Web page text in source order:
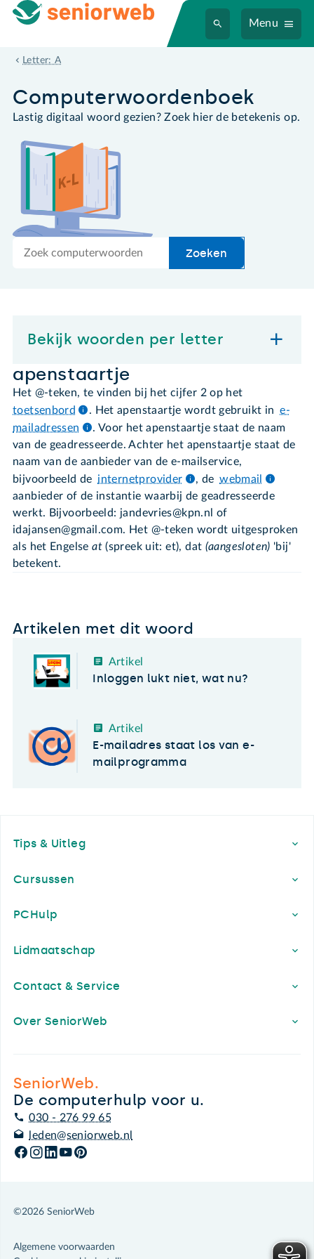
Menu
Letter: A
apenstaartje
Computer­woordenboek
Lastig digitaal woord gezien? Zoek hier de betekenis op.
Zoek
Zoeken
Bekijk woorden per letter
apenstaartje
Het @-teken, te vinden bij het cijfer 2 op het
toetsenbord
. Het apenstaartje wordt gebruikt in e-
mailadressen
. Voor het apenstaartje staat de naam
van de geadresseerde. Achter het apenstaartje staat de
naam van de aanbieder van de e-mailservice,
bijvoorbeeld de internetprovider , de webmail
aanbieder of de instantie waarbij de geadresseerde
werkt. Bijvoorbeeld: jandevries@kpn.nl of
idajansen@gmail.com. Het @-teken wordt uitgesproken
als het Engelseat(spreek uit: et), dat (aangesloten) 'bij'
betekent.
Artikelen met dit woord
Artikel
Inloggen lukt niet, wat nu?
Artikel
E-mailadres staat los van e-
mailprogramma
Tips & Uitleg
Cursussen
PCHulp
Lidmaatschap
Contact & Service
Over SeniorWeb
SeniorWeb.
De computerhulp voor u.
030 - 276 99 65
leden@seniorweb.nl
©2026 SeniorWeb
Algemene voorwaarden